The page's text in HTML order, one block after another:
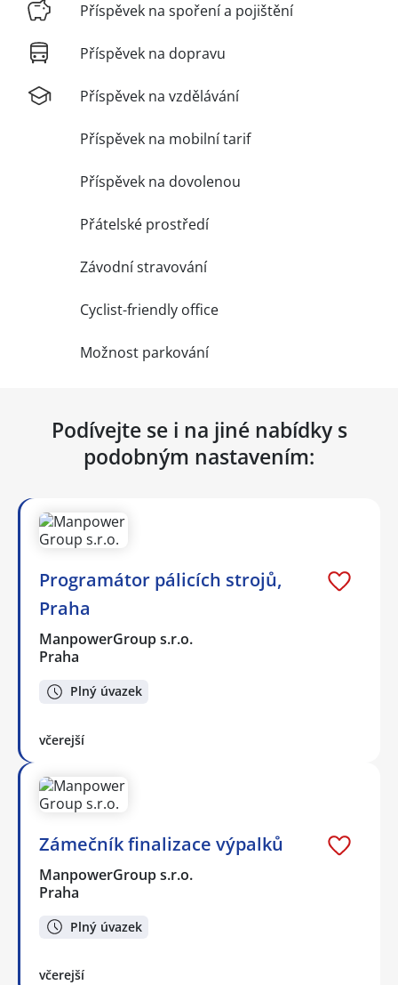
Příspěvek na spoření a pojištění
Příspěvek na dopravu
Příspěvek na vzdělávání
Příspěvek na mobilní tarif
Příspěvek na dovolenou
Přátelské prostředí
Závodní stravování
Cyclist-friendly office
Možnost parkování
Podívejte se i na jiné nabídky s
podobným nastavením:
Programátor pálicích strojů,
Praha
ManpowerGroup s.r.o.
Praha
Plný úvazek
včerejší
Zámečník finalizace výpalků
ManpowerGroup s.r.o.
Praha
Plný úvazek
včerejší